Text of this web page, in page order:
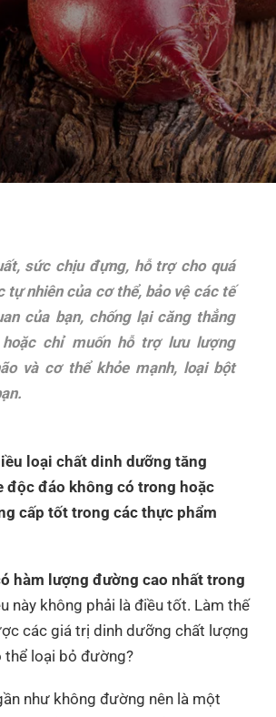
sức chịu đựng, hỗ trợ cho quá
tự nhiên của cơ thể, bảo vệ các tế
của bạn, chống lại căng thẳng
chỉ muốn hỗ trợ lưu lượng
và cơ thể khỏe mạnh, loại bột
loại chất dinh dưỡng tăng
độc ​​đáo không có trong hoặc
cấp tốt trong các thực phẩm
hàm lượng đường cao nhất trong
này không phải là điều tốt. Làm thế
các giá trị dinh dưỡng chất lượng
thể loại bỏ đường?
như không đường nên là một